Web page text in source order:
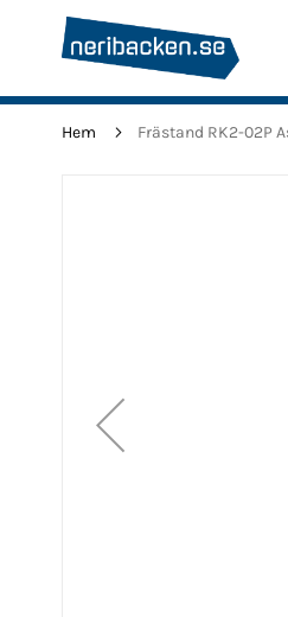
Hem Frästand RK2-02P